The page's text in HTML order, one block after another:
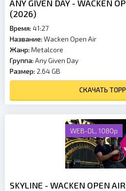
ANY GIVEN DAY - WACKEN
(2026)
Время: 41:27
Название: Wacken Open Air
Жанр: Metalcore
Группа: Any Given Day
Размер: 2.64 GB
СКАЧАТЬ
WEB-DL, 1080p
SKYLINE - WACKEN OPEN